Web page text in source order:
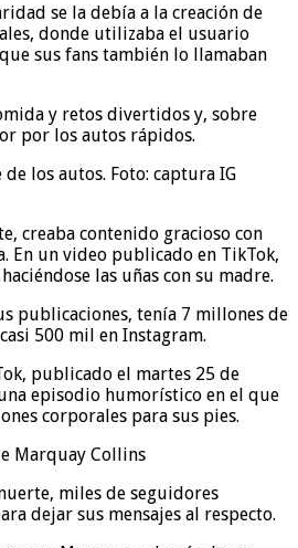
se la debía a la creación de
donde utilizaba el usuario
sus fans también lo llamaban
y retos divertidos y, sobre
por los autos rápidos.
los autos. Foto: captura IG
creaba contenido gracioso con
En un video publicado en TikTok,
las uñas con su madre.
publicaciones, tenía 7 millones de
500 mil en Instagram.
publicado el martes 25 de
episodio humorístico en el que
corporales para sus pies.
Marquay Collins
miles de seguidores
dejar sus mensajes al respecto.